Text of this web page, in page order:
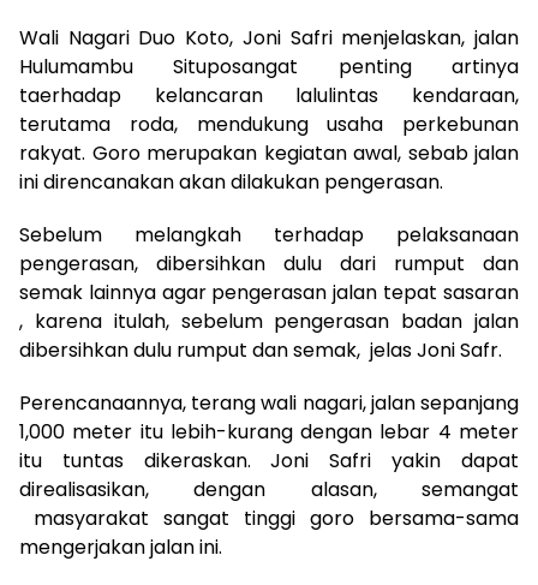
Wali Nagari Duo Koto, Joni Safri menjelaskan, jalan
Hulumambu Situposangat penting artinya
taerhadap kelancaran lalulintas kendaraan,
terutama roda, mendukung usaha perkebunan
rakyat. Goro merupakan kegiatan awal, sebab jalan
ini direncanakan akan dilakukan pengerasan.
Sebelum melangkah terhadap pelaksanaan
pengerasan, dibersihkan dulu dari rumput dan
semak lainnya agar pengerasan jalan tepat sasaran
, karena itulah, sebelum pengerasan badan jalan
dibersihkan dulu rumput dan semak, jelas Joni Safr.
Perencanaannya, terang wali nagari, jalan sepanjang
1,000 meter itu lebih-kurang dengan lebar 4 meter
itu tuntas dikeraskan. Joni Safri yakin dapat
direalisasikan, dengan alasan, semangat
masyarakat sangat tinggi goro bersama-sama
mengerjakan jalan ini.